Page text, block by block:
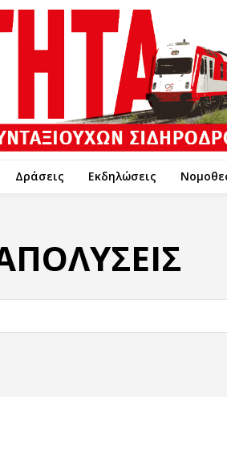
Δράσεις Εκδηλώσεις